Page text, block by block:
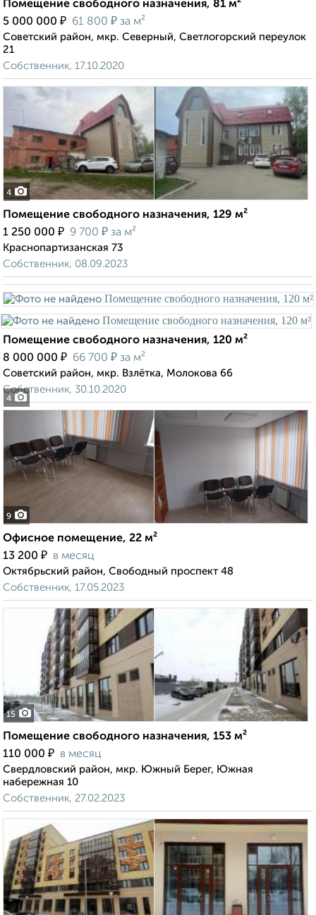
Помещение свободного назначения, 81 м²
5 000 000 ₽ 61 800 ₽ за м²
Советский район, мкр. Северный, Светлогорский переулок
21
Собственник, 17.10.2020
4
Помещение свободного назначения, 129 м²
1 250 000 ₽ 9 700 ₽ за м²
Краснопартизанская 73
Собственник, 08.09.2023
4
Помещение свободного назначения, 120 м²
8 000 000 ₽ 66 700 ₽ за м²
Советский район, мкр. Взлётка, Молокова 66
Собственник, 30.10.2020
9
Офисное помещение, 22 м²
13 200 ₽ в месяц
Октябрьский район, Свободный проспект 48
Собственник, 17.05.2023
15
Помещение свободного назначения, 153 м²
110 000 ₽ в месяц
Свердловский район, мкр. Южный Берег, Южная
набережная 10
Собственник, 27.02.2023